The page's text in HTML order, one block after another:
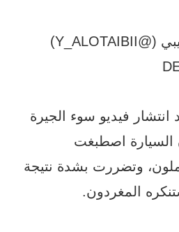
— يوسف فيصل العتيبي (@Y_ALOTAIBII)
فيديو سوء الجيرة
السيارة اصطبغت
وتضررت بشدة نتيجة
المغردون.